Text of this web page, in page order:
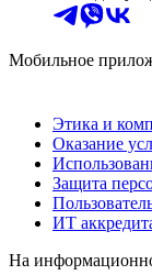
Мобильное
Этика и
Оказание
Защита
ИТ
На